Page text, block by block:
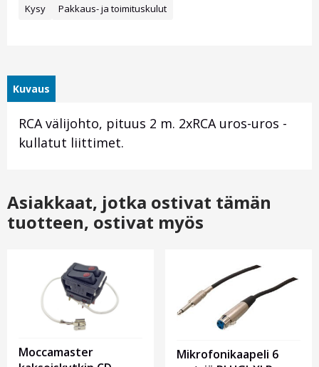
Kysy Pakkaus- ja toimituskulut
Kuvaus
RCA välijohto, pituus 2 m. 2xRCA uros-uros -
kullatut liittimet.
Asiakkaat, jotka ostivat tämän
tuotteen, ostivat myös
Moccamaster
Mikrofonikaapeli 6